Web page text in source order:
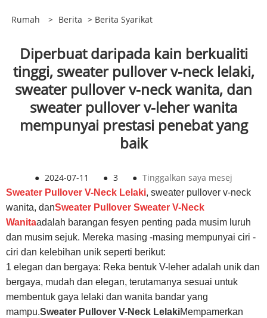
Rumah > Berita > Berita Syarikat
Diperbuat daripada kain berkualiti
tinggi, sweater pullover v-neck lelaki,
sweater pullover v-neck wanita, dan
sweater pullover v-leher wanita
mempunyai prestasi penebat yang
baik
● 2024-07-11 ● 3 ● Tinggalkan saya mesej
Sweater Pullover V-Neck Lelaki, sweater pullover v-neck
wanita, danSweater Pullover Sweater V-Neck
Wanitaadalah barangan fesyen penting pada musim luruh
dan musim sejuk. Mereka masing -masing mempunyai ciri -
ciri dan kelebihan unik seperti berikut:
1 elegan dan bergaya: Reka bentuk V-leher adalah unik dan
bergaya, mudah dan elegan, terutamanya sesuai untuk
membentuk gaya lelaki dan wanita bandar yang
mampu.Sweater Pullover V-Neck LelakiMempamerkan